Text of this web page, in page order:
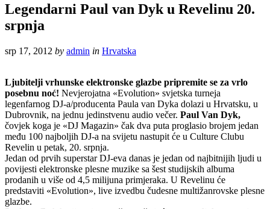
Legendarni Paul van Dyk u Revelinu 20.
srpnja
srp 17, 2012 by admin in Hrvatska
Ljubitelji vrhunske elektronske glazbe pripremite se za vrlo
posebnu noć! Nevjerojatna «Evolution» svjetska turneja
legenfarnog DJ-a/producenta Paula van Dyka dolazi u Hrvatsku, u
Dubrovnik, na jednu jedinstvenu audio večer. Paul Van Dyk,
čovjek koga je «DJ Magazin» čak dva puta proglasio brojem jedan
među 100 najboljih DJ-a na svijetu nastupit će u Culture Clubu
Revelin u petak, 20. srpnja.
Jedan od prvih superstar DJ-eva danas je jedan od najbitnijih ljudi u
povijesti elektronske plesne muzike sa šest studijskih albuma
prodanih u više od 4,5 milijuna primjeraka. U Revelinu će
predstaviti «Evolution», live izvedbu čudesne multižanrovske plesne
glazbe.